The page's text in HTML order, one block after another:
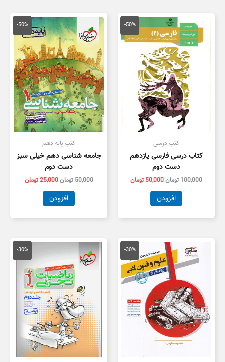
-50%
کتب درسی
کتاب درسی فارسی یازدهم
دست دوم
100,000تومان
قیمت
اصلی
100,000 تومان
بود.
50,000 تومان
قیمت
فعلی
است.
افزودن
-50%
کتب پایه دهم
جامعه شناسی دهم خیلی سبز
دست دوم
50,000تومان
قیمت
اصلی
50,000 تومان
بود.
25,000تومان
قیمت
فعلی
است.
افزودن
-30%
قیمت
اصلی
59,000 تومان
بود.
قیمت
فعلی
است.
-30%
قیمت
100,000 تومان
بود.
قیمت
فعلی